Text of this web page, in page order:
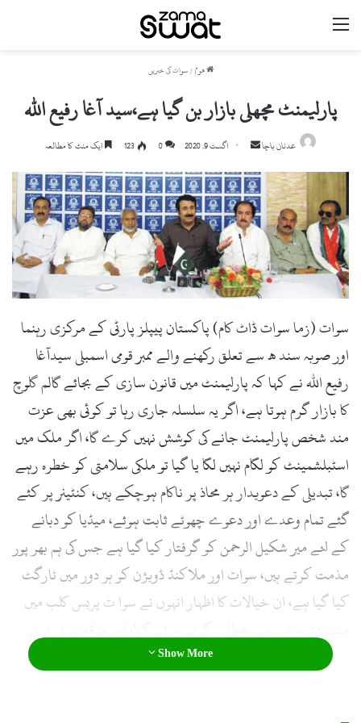
مینو
ھوم / سوات کی خبریں
پارلیمنٹ مچھلی بازار بن گیا ہے،سید آغا رفیع اللہ
عدنان باچا
Send
email
اگست 9, 2020 0
123 ایک منٹ کا مطالعہ
سوات (زما سوات ڈاٹ کام) پاکستان پیپلز پارٹی کے مرکزی رہنما
اور صوبہ سند ھ سے تعلق رکھنے والے ممبر قومی اسمبلی سیدآغا
رفیع اللہ نے کہا کہ پارلیمنٹ میں قانون سازی کے بجائے گالم گلوچ
کا بازار گرم ہوتا ہے، اگر یہ سلسلہ جاری رہا تو کوئی بھی عزت
مند شخص پارلیمنٹ جانے کی کوشش نہیں کرے گا، اگر ملک میں
اسٹبلشمینٹ کو لگام نہیں لگا یا گیا تو ملکی سلامتی کو خطرہ رہے
گا، تبدیلی کے دعویدار ہر محاذ پر ناکام ہوچکے ہیں، کنٹینر پر کئے
گئے تمام وعدے اور دعوے چھوٹے ثابت ہوئے، میڈیا کو دبانے
کے لئے میر شکیل الرحمن کو گرفتار کیا گیا ہے جس کی ہم بھر پور
مذمت کرتے ہیں، سوات اور ملاکنڈ ڈویژن کو ہر دور میں ٹارگٹ
کیا گیا ہے، ان خیالات کا اظہار انہوں نے سوا ت پریس کلب میں
ضلع سوات کے صدر عرفان حیات چٹان، جنرل سیکرٹری اقبال
Show More